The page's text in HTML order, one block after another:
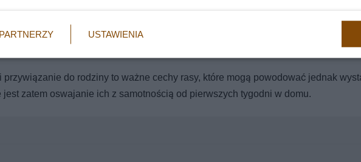
choć jak każde psy potrzebują konsekwencji właściciela i prawidłowo
przywiązanie do rodziny to ważne cechy rasy, które mogą powodować jednak
zatem oswajanie ich z samotnością od pierwszych tygodni w domu.
PARTNERZY USTAWIENIA